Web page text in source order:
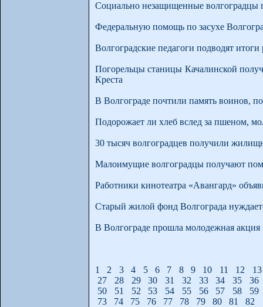
Социально незащищенные волгоградцы
Федеральную помощь по засухе
Волгоградские педагоги подводят
Погорельцы станицы Качалинской
Креста
В Волгограде почтили память воинов,
Подорожает ли хлеб вслед за пшеном,
30 тысяч волгоградцев получили
Малоимущие волгоградцы получают
Работники кинотеатра «Авангард»
Старый жилой фонд Волгограда
В Волгограде прошла молодежная акция
1 2 3 4 5 6 7 8 9 10 11 12
13
27
28 29 30 31 32 33 34 35
36
50
51 52 53 54 55 56 57 58
59
73
74 75 76 77 78 79 80 81 82